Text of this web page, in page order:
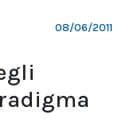
08/06/2011